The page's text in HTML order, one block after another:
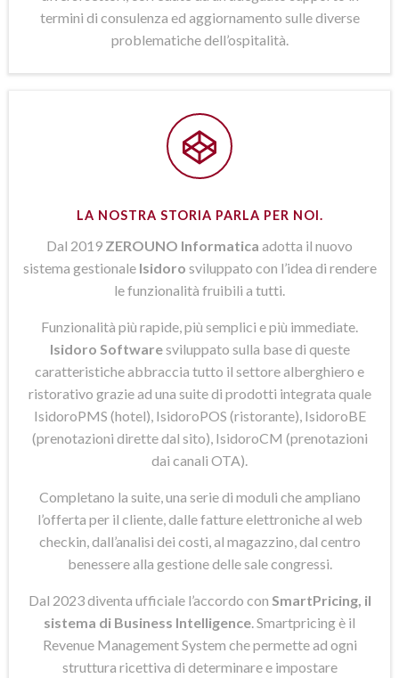
termini di consulenza ed aggiornamento sulle diverse
problematiche dell’ospitalità.
LA NOSTRA STORIA PARLA PER NOI.
Dal 2019 ZEROUNO Informatica adotta il nuovo
sistema gestionale Isidoro sviluppato con l’idea di rendere
le funzionalità fruibili a tutti.
Funzionalità più rapide, più semplici e più immediate.
Isidoro Softwaresviluppato sulla base di queste
caratteristiche abbraccia tutto il settore alberghiero e
ristorativo grazie ad una suite di prodotti integrata quale
IsidoroPMS (hotel), IsidoroPOS (ristorante), IsidoroBE
(prenotazioni dirette dal sito), IsidoroCM (prenotazioni
dai canali OTA).
Completano la suite, una serie di moduli che ampliano
l’offerta per il cliente, dalle fatture elettroniche al web
checkin, dall’analisi dei costi, al magazzino, dal centro
benessere alla gestione delle sale congressi.
Dal 2023 diventa ufficiale l’accordo con SmartPricing, il
sistema di Business Intelligence . Smartpricing è il
Revenue Management System che permette ad ogni
struttura ricettiva di determinare e impostare